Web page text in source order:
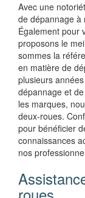
Avec une
de dépannage à
Également pour
proposons le
sommes la
en matière de
plusieurs
dépannage et
les marques,
deux-roues.
pour bénéficier
connaissances
nos